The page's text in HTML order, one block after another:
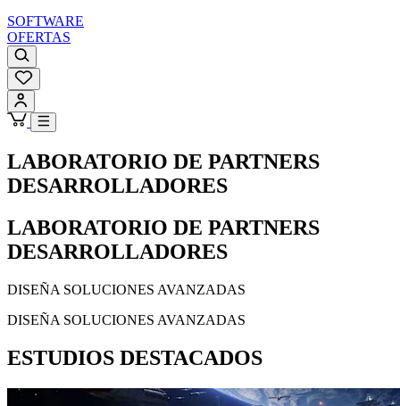
SOFTWARE
OFERTAS
LABORATORIO DE PARTNERS
DESARROLLADORES
LABORATORIO DE PARTNERS
DESARROLLADORES
DISEÑA SOLUCIONES AVANZADAS
DISEÑA SOLUCIONES AVANZADAS
ESTUDIOS DESTACADOS